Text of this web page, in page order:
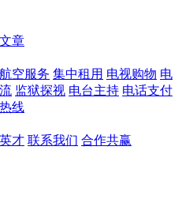
章
航空服务 集中租用 电视购物 电
监狱探视 电台主持 电话支付
线
才 联系我们 合作共赢